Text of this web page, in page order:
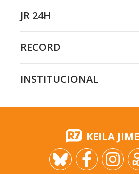
JR 24H
RECORD
INSTITUCIONAL
KEILA